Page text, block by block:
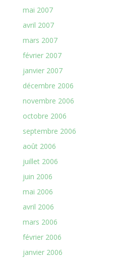
mai 2007
avril 2007
mars 2007
février 2007
janvier 2007
décembre 2006
novembre 2006
octobre 2006
septembre 2006
août 2006
juillet 2006
juin 2006
mai 2006
avril 2006
mars 2006
février 2006
janvier 2006